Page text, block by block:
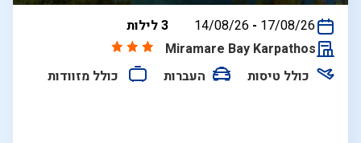
בין
14/08/26 - 17/08/26
3 לילות
Miramare Bay Karpathos
כולל טיסות
העברות כולל מזוודות